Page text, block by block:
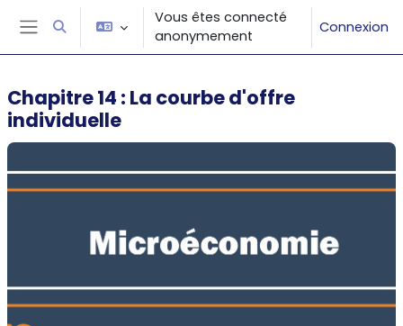
Passer au contenu principal
Panneau latéral
Activer/désactiver la saisie de recherche
Vous êtes connecté
anonymement
Connexion
Chapitre 14 : La courbe d'offre
individuelle